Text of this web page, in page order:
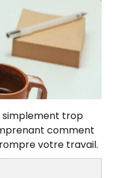
simplement trop
comment
votre travail.